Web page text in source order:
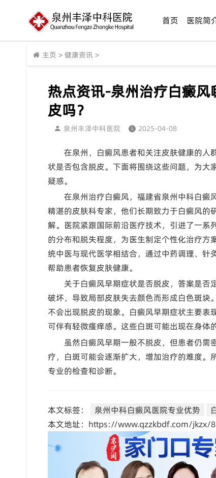
首页 医院简
主页 > 健康资讯 >
热点资讯-泉州治疗白癜
皮吗？
泉州丰泽中科医院 2025-04-08
在泉州，白癜风患者和关注皮肤健康的人
状是否包含脱皮。下面将围绕这些问题，为大
疑惑。
在泉州治疗白癜风，福建省泉州中科白癜
精湛的皮肤科专家，他们长期致力于白癜风的
解。医院紧跟国际前沿医疗技术，引进了一系
的分布和脱失程度，为医生制定个性化治疗
统中医与现代医学相结合，通过中药调理、
帮助患者恢复皮肤健康。
关于白癜风早期症状是否脱皮，答案是否
破坏，导致局部皮肤失去颜色而形成白色斑块
不会出现脱皮的现象。白癜风早期症状主要
可伴有轻微瘙痒感。这些白斑可能出现在身体
虽然白癜风早期一般不脱皮，但患者仍需
疗，白斑可能会逐渐扩大，增加治疗的难度。
专业的检查和诊断。
本文标签： 泉州中科白癜风医院专业优势
本文地址：https://www.qzzkbdf.com/jkzx/